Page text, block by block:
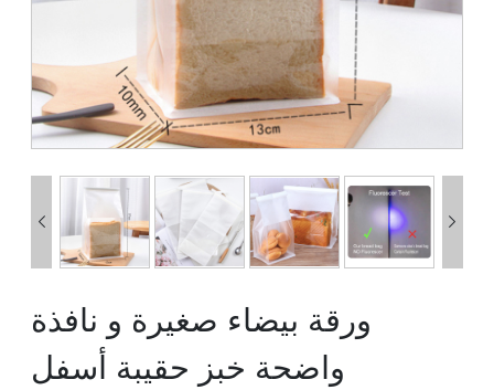
 
ورقة بيضاء صغيرة و نافذة
واضحة خبز حقيبة أسفل